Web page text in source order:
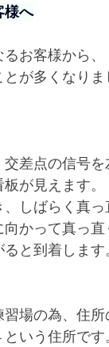
様へ
お客様から
が多くなり
差点の信号
が見えます。
しばらく真
かって真っ
と到着しま
場の為、住
いう住所で